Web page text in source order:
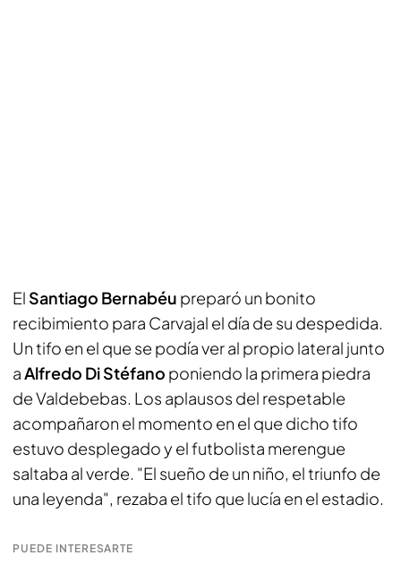
El Santiago Bernabéu preparó un bonito
recibimiento para Carvajal el día de su despedida.
Un tifo en el que se podía ver al propio lateral junto
aAlfredo Di Stéfano poniendo la primera piedra
de Valdebebas. Los aplausos del respetable
acompañaron el momento en el que dicho tifo
estuvo desplegado y el futbolista merengue
saltaba al verde. "El sueño de un niño, el triunfo de
una leyenda", rezaba el tifo que lucía en el estadio.
PUEDE INTERESARTE